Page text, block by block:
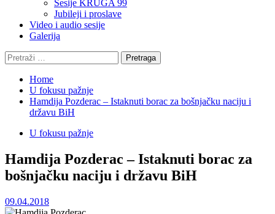
Sesije KRUGA 99
Jubileji i proslave
Video i audio sesije
Galerija
Pretraga:
Home
U fokusu pažnje
Hamdija Pozderac – Istaknuti borac za bošnjačku naciju i
državu BiH
U fokusu pažnje
Hamdija Pozderac – Istaknuti borac za
bošnjačku naciju i državu BiH
09.04.2018